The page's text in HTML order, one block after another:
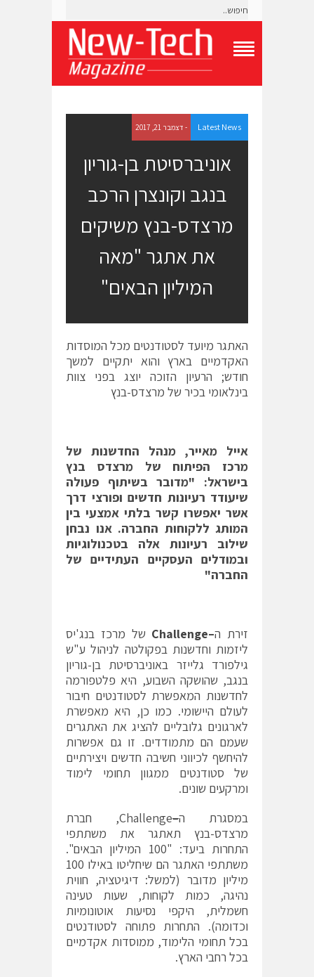
g
l
e
N
Latest News - דצמבר 21, 2017
אוניברסיטת בן-גוריון
בנגב וקונצרן הרכב
מרצדס-בנץ משיקים
את אתגר "מאה
המיליון הבאים"
האתגר מיועד לסטודנטים מכל המוסדות
האקדמיים בארץ והוא יתקיים למשך
חודש; הרעיון הזוכה יוצג בפני צוות
בינלאומי בכיר של מרצדס-בנץ
אייל מאייר, מנהל החדשנות של
מרכז הפיתוח של מרצדס בנץ
בישראל: "מדובר בשיתוף פעולה
שיעודד רעיונות חדשים ופורצי דרך
אשר יאפשרו קשר בלתי אמצעי בין
המותג ללקוחות החברה. אנו נבחן
שילוב רעיונות אלה בטכנולוגיות
ובמודלים העסקיים העתידיים של
החברה"
זירת ה–
Challenge של מרכז בנג'יס
ליזמות וחדשנות בפקולטה לניהול ע"ש
גילפורד גלייזר באוניברסיטת בן-גוריון
בנגב, שהושקה השבוע, היא פלטפורמה
לחדשנות המאפשרת לסטודנטים חיבור
לעולם היישומי. כמו כן, היא מאפשרת
לארגונים גלובליים להציג את האתגרים
שעמם הם מתמודדים. זו גם אפשרות
להיחשף לכיווני חשיבה חדשים ויצירתיים
של סטודנטים ממגוון תחומי לימוד
ומרקעים שונים.
במסגרת ה–
Challenge, חברת
מרצדס-בנץ תאתגר את משתתפי
התחרות ביעד: "100 המיליון הבאים".
משתתפי האתגר הם שיחליטו באילו 100
מיליון מדובר (למשל: דיגיטציה, חווית
נהיגה, כמות לקוחות, שעות טעינה
חשמלית, היקפי נסיעות אוטונומיות
וכדומה). התחרות פתוחה לסטודנטים
בכל תחומי הלימוד, ממוסדות אקדמיים
בכל רחבי הארץ.